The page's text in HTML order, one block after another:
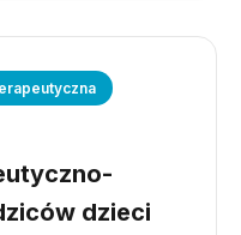
dzieci